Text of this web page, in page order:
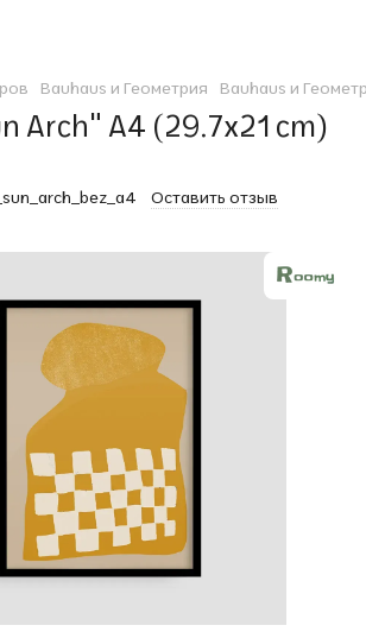
Bauhaus и Геометрия Bauhaus и
Arch" A4 (29.7x21 cm)
Оставить отзыв